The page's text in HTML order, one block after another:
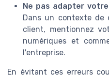
Ne pas adapter
Dans un contexte de
client, mentionnez
numériques et
l'entreprise.
En évitant ces erreurs